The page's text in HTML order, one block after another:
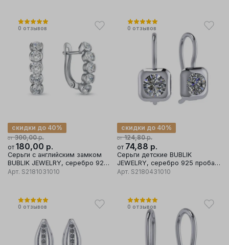
0 отзывов
от 300,00р.
скидки до 40%
от 180,00 р.
Серьги с английским замком
BUBLIK JEWELRY, серебро 925
проба, вставка фианит
Арт. S2181031010
0 отзывов
от 124,80р.
скидки до 40%
от 74,88 р.
Серьги детские BUBLIK
JEWELRY, серебро 925 проба,
вставка фианит
Арт. S2180431010
0 отзывов 0 отзывов